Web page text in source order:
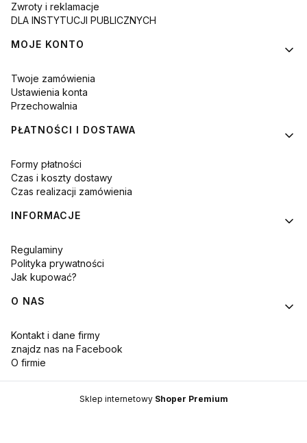
Zwroty i reklamacje
DLA INSTYTUCJI PUBLICZNYCH
MOJE KONTO
Twoje zamówienia
Ustawienia konta
Przechowalnia
PŁATNOŚCI I DOSTAWA
Formy płatności
Czas i koszty dostawy
Czas realizacji zamówienia
INFORMACJE
Regulaminy
Polityka prywatności
Jak kupować?
O NAS
Kontakt i dane firmy
znajdz nas na Facebook
O firmie
Sklep internetowy Shoper Premium